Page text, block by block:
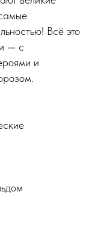
Всё это
— с
и